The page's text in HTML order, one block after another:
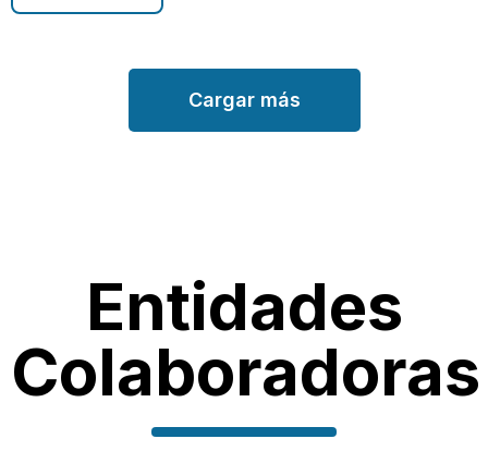
Cargar más
Entidades
Colaboradoras